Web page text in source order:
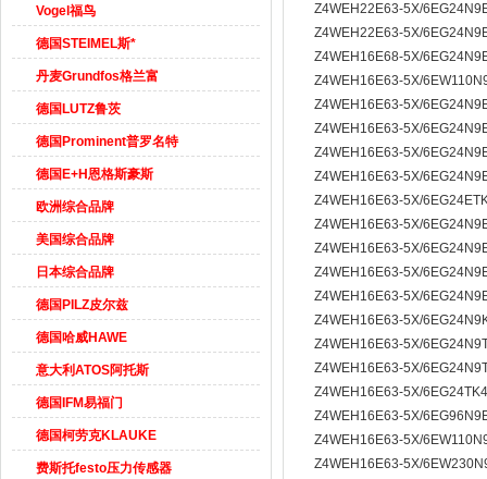
Vogel福鸟
德国STEIMEL斯*
丹麦Grundfos格兰富
德国LUTZ鲁茨
德国Prominent普罗名特
德国E+H恩格斯豪斯
欧洲综合品牌
美国综合品牌
日本综合品牌
德国PILZ皮尔兹
德国哈威HAWE
意大利ATOS阿托斯
德国IFM易福门
德国柯劳克KLAUKE
费斯托festo压力传感器
Z4WEH22E63-5X/
Z4WEH22E63-5X/
Z4WEH16E68-5X/
Z4WEH16E63-5X/
Z4WEH16E63-5X/
Z4WEH16E63-5X/
Z4WEH16E63-5X/
Z4WEH16E63-5X/
Z4WEH16E63-5X/
Z4WEH16E63-5X/
Z4WEH16E63-5X/
Z4WEH16E63-5X/
Z4WEH16E63-5X/
Z4WEH16E63-5X/
Z4WEH16E63-5X/
Z4WEH16E63-5X/
Z4WEH16E63-5X/
Z4WEH16E63-5X/
Z4WEH16E63-5X/
Z4WEH16E63-5X/